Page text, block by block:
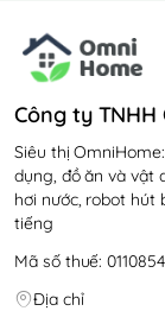
Công ty
Siêu thị
dụng, đồ ăn và vật
hơi nước, robot hút
tiếng
Mã số thuế:
Địa chỉ